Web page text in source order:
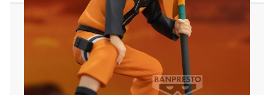
Naruto Shippuden: Колекционерска Фигурка -
Uzumaki Naruto